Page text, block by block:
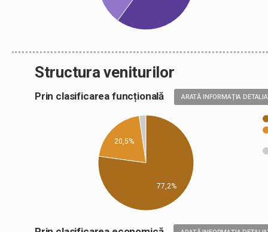
Structura veniturilor
Prin clasificarea funcțională ARATĂ INFORMAȚIA
20,5%
77,2%